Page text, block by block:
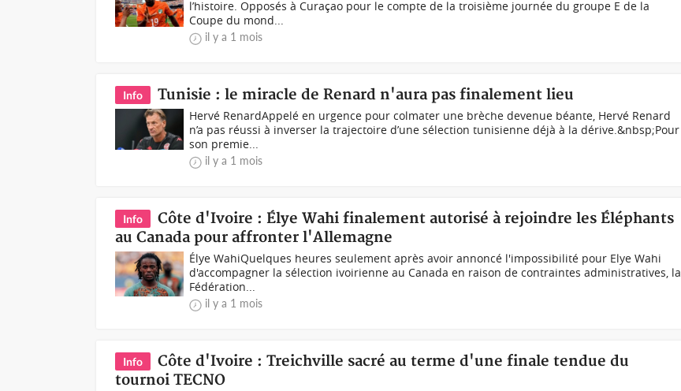
l’histoire. Opposés à Curaçao pour le compte de la troisième journée du groupe E de la
Coupe du mond...
il y a 1 mois
Info Tunisie : le miracle de Renard n'aura pas finalement lieu
Hervé RenardAppelé en urgence pour colmater une brèche devenue béante, Hervé Renard
n’a pas réussi à inverser la trajectoire d’une sélection tunisienne déjà à la dérive.&nbsp;Pour
son premie...
il y a 1 mois
Info
Côte d'Ivoire : Élye Wahi finalement autorisé à rejoindre les Éléphants
au Canada pour affronter l'Allemagne
Élye WahiQuelques heures seulement après avoir annoncé l'impossibilité pour Elye Wahi
d'accompagner la sélection ivoirienne au Canada en raison de contraintes administratives, la
Fédération...
il y a 1 mois
Info
Côte d'Ivoire : Treichville sacré au terme d'une finale tendue du
tournoi TECNO